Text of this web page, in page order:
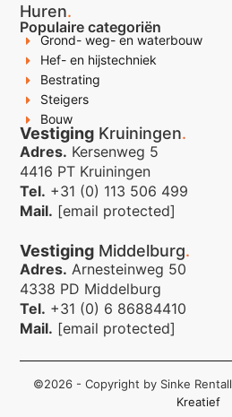
Huren.
Populaire categoriën
Grond- weg- en waterbouw
Hef- en hijstechniek
Bestrating
Steigers
Bouw
Vestiging Kruiningen.
Adres. Kersenweg 5
4416 PT Kruiningen
Tel. +31 (0) 113 506 499
Mail. [email protected]
Vestiging Middelburg.
Adres. Arnesteinweg 50
4338 PD Middelburg
Tel. +31 (0) 6 86884410
Mail. [email protected]
©2026 - Copyright by Sinke Rentall
Kreatief